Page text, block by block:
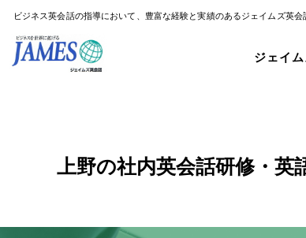
ビジネス英会話の指導において、豊富な経験と実績のあるジェイムズ英
ジェイ
上野の社内英会話研修・英